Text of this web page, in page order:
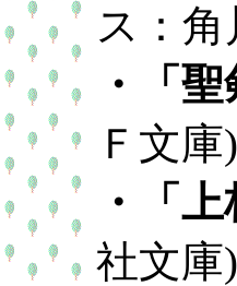
ス：
・「
Ｆ文庫)
・「
社文庫)